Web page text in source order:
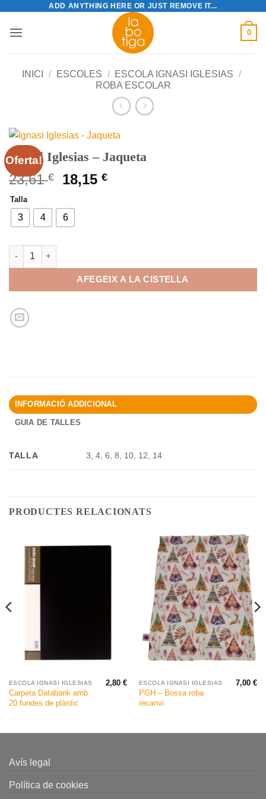
content
ADD ANYTHING HERE OR JUST REMOVE IT...
0
INICI / ESCOLES / ESCOLA IGNASI IGLESIAS /
ROBA ESCOLAR
Oferta!
Ignasi Iglesias – Jaqueta
23,61€
El
preu
original
era:
18,15€El
Talla
3 4 6
quantitat de Ignasi Iglesias - Jaqueta
AFEGEIX A LA CISTELLA
INFORMACIÓ ADDICIONAL
GUIA DE TALLES
TALLA 3, 4, 6, 8, 10, 12, 14
PRODUCTES RELACIONATS
ESCOLA IGNASI IGLESIAS
Carpeta Databank amb
20 fundes de plàstic
2,80€ ESCOLA IGNASI IGLESIAS
PGH – Bossa roba
recanvi
7,00€
Avís legal
Política de cookies